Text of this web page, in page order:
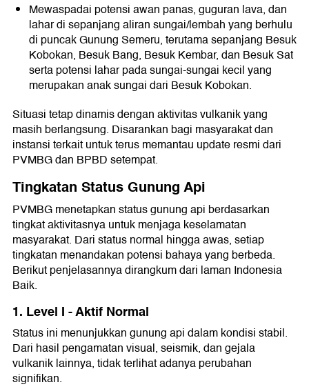
Mewaspadai potensi awan panas, guguran lava, dan
lahar di sepanjang aliran sungai/lembah yang berhulu
di puncak Gunung Semeru, terutama sepanjang Besuk
Kobokan, Besuk Bang, Besuk Kembar, dan Besuk Sat
serta potensi lahar pada sungai-sungai kecil yang
merupakan anak sungai dari Besuk Kobokan.
Situasi tetap dinamis dengan aktivitas vulkanik yang
masih berlangsung. Disarankan bagi masyarakat dan
instansi terkait untuk terus memantau update resmi dari
PVMBG dan BPBD setempat.
Tingkatan Status Gunung Api
PVMBG menetapkan status gunung api berdasarkan
tingkat aktivitasnya untuk menjaga keselamatan
masyarakat. Dari status normal hingga awas, setiap
tingkatan menandakan potensi bahaya yang berbeda.
Berikut penjelasannya dirangkum dari laman Indonesia
Baik.
1. Level I - Aktif Normal
Status ini menunjukkan gunung api dalam kondisi stabil.
Dari hasil pengamatan visual, seismik, dan gejala
vulkanik lainnya, tidak terlihat adanya perubahan
signifikan.